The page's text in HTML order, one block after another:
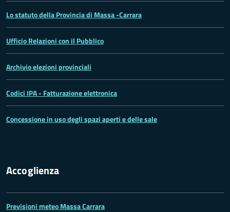
Lo statuto della Provincia di Massa -Carrara
Ufficio Relazioni con il Pubblico
Archivio elezioni provinciali
Codici IPA - Fatturazione elettronica
Concessione in uso degli spazi aperti e delle sale
Accoglienza
Previsioni meteo Massa Carrara